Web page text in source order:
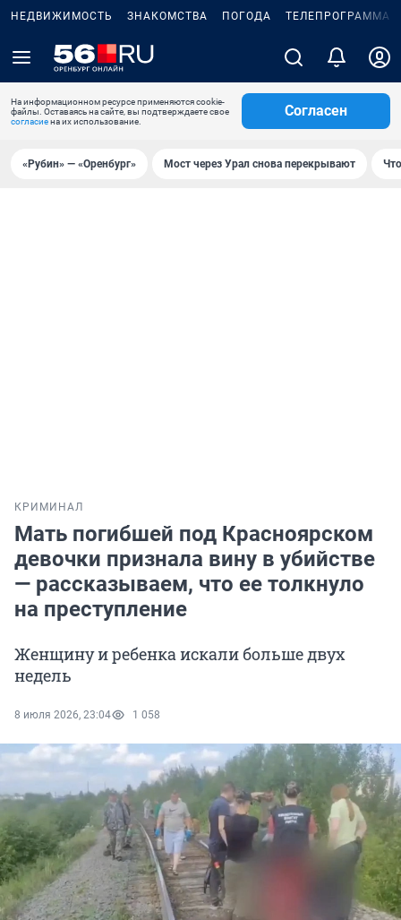
НЕДВИЖИМОСТЬ ЗНАКОМСТВА ПОГОДА ТЕЛЕПРОГРАММА
На информационном ресурсе применяются cookie-
файлы. Оставаясь на сайте, вы подтверждаете свое
согласиена их использование.
Согласен
«Рубин» — «Оренбург» Мост через Урал снова перекрывают
КРИМИНАЛ
Мать погибшей под Красноярском
девочки признала вину в убийстве
— рассказываем, что ее толкнуло
на преступление
Женщину и ребенка искали больше двух
недель
8 июля 2026, 23:04 1 058